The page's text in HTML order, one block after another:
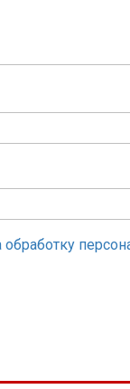
обработку